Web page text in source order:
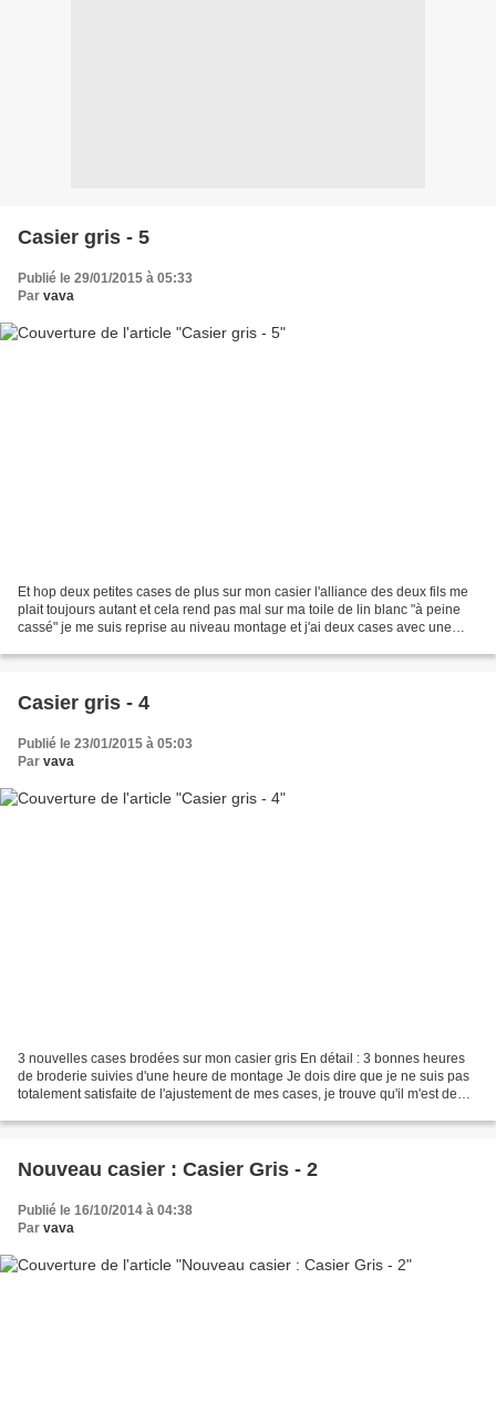
Casier gris - 5
Publié le 29/01/2015 à 05:33
Par vava
Et hop deux petites cases de plus sur mon casier l'alliance des deux fils me
plait toujours autant et cela rend pas mal sur ma toile de lin blanc "à peine
cassé" je me suis reprise au niveau montage et j'ai deux cases avec une
Casier gris - 4
Publié le 23/01/2015 à 05:03
Par vava
3 nouvelles cases brodées sur mon casier gris En détail : 3 bonnes heures
de broderie suivies d'une heure de montage Je dois dire que je ne suis pas
totalement satisfaite de l'ajustement de mes cases, je trouve qu'il m'est de
Nouveau casier : Casier Gris - 2
Publié le 16/10/2014 à 04:38
Par vava